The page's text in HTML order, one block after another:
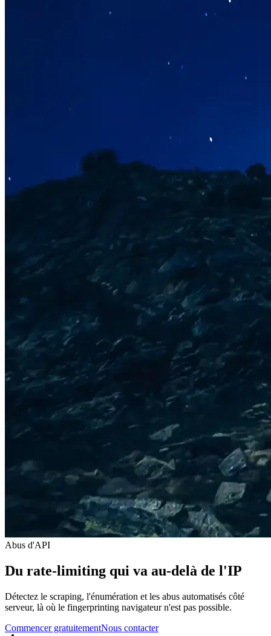
Abus d'API
Du rate-limiting qui va au-delà de l'IP
Détectez le scraping, l'énumération et les abus automatisés côté
serveur, là où le fingerprinting navigateur n'est pas possible.
Commencer gratuitementNous contacter